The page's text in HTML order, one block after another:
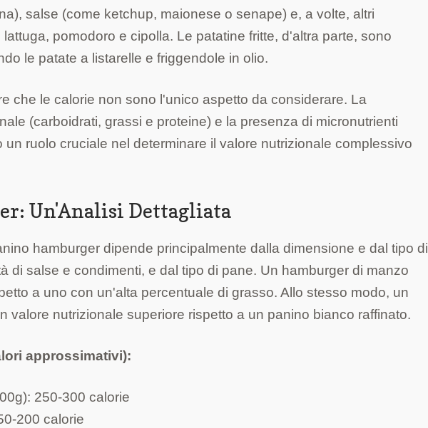
salse (come ketchup, maionese o senape) e, a volte, altri
pomodoro e cipolla. Le patatine fritte, d'altra parte, sono
le patate a listarelle e friggendole in olio.
che le calorie non sono l'unico aspetto da considerare. La
(carboidrati, grassi e proteine) e la presenza di micronutrienti
un ruolo cruciale nel determinare il valore nutrizionale complessivo
Un'Analisi Dettagliata
hamburger dipende principalmente dalla dimensione e dal tipo di
di salse e condimenti, e dal tipo di pane. Un hamburger di manzo
a uno con un'alta percentuale di grasso. Allo stesso modo, un
valore nutrizionale superiore rispetto a un panino bianco raffinato.
approssimativi):
250-300 calorie
200 calorie